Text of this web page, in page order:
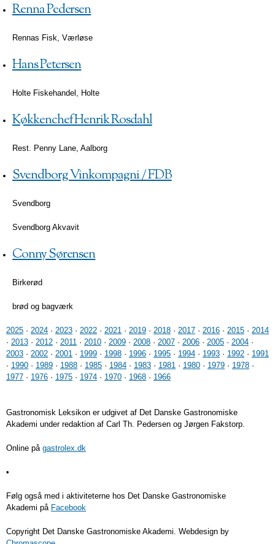
Renna Pedersen
Rennas Fisk, Værløse
Hans Petersen
Holte Fiskehandel, Holte
Køkkenchef Henrik Rosdahl
Rest. Penny Lane, Aalborg
Svendborg Vinkompagni / FDB
Svendborg
Svendborg Akvavit
Conny Sørensen
Birkerød
brød og bagværk
2025 · 2024 · 2023 · 2022 · 2021 · 2019 · 2018 · 2017 · 2016 · 2015 · 2014
· 2013 · 2012 · 2011 · 2010 · 2009 · 2008 · 2007 · 2006 · 2005 · 2004 ·
2003 · 2002 · 2001 · 1999 · 1998 · 1996 · 1995 · 1994 · 1993 · 1992 · 1991
· 1990 · 1989 · 1988 · 1985 · 1984 · 1983 · 1981 · 1980 · 1979 · 1978 ·
1977 · 1976 · 1975 · 1974 · 1970 · 1968 · 1966
Gastronomisk Leksikon er udgivet af Det Danske Gastronomiske
Akademi under redaktion af Carl Th. Pedersen og Jørgen Fakstorp.
Online på gastrolex.dk
•
Følg også med i aktiviteterne hos Det Danske Gastronomiske
Akademi på Facebook
Copyright Det Danske Gastronomiske Akademi. Webdesign by